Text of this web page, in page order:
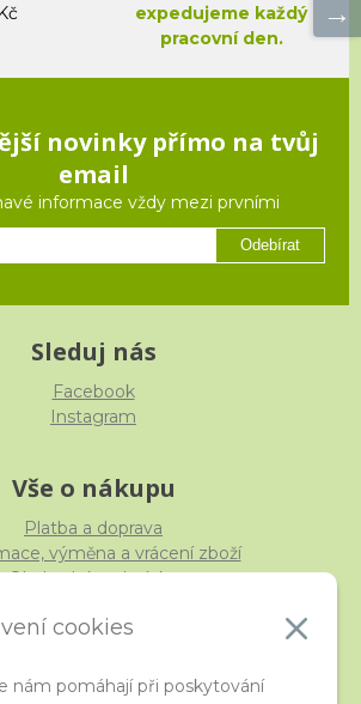
cookies
nám pomáhají při poskytování
expedujeme každý
pracovní den.
novinky přímo na tvůj
email
informace vždy mezi prvními
Odebírat
Sleduj nás
Facebook
Instagram
Vše o nákupu
Platba a doprava
výměna a vrácení zboží
Obchodní podmínky